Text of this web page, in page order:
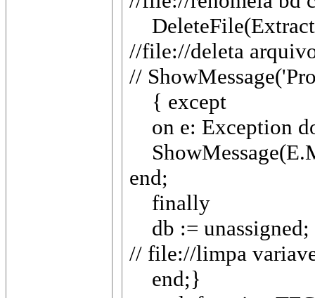
//file://deleta
//
{ except
on e: Exception
end;
finally
db := unassigned;
// file://limpa
end;}